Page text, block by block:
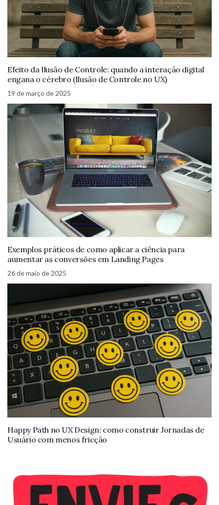
Efeito da Ilusão de Controle: quando a interação digital
engana o cérebro (Ilusão de Controle no UX)
19 de março de 2025
Exemplos práticos de como aplicar a ciência para
aumentar as conversões em Landing Pages
26 de maio de 2025
Happy Path no UX Design: como construir Jornadas de
Usuário com menos fricção